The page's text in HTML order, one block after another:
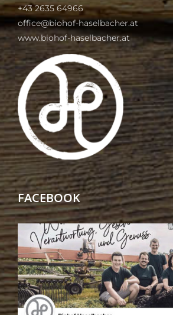
+43 2635 64966
office@biohof-haselbacher.at
www.biohof-haselbacher.at
FACEBOOK